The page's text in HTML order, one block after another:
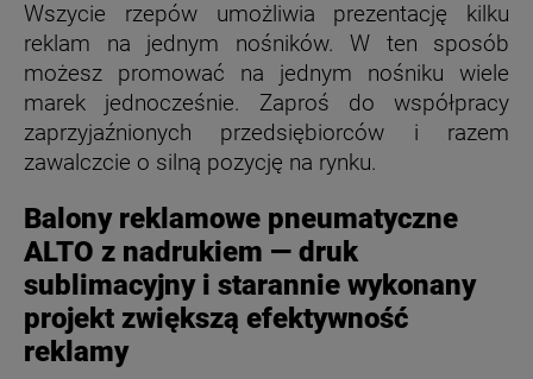
Wszycie rzepów umożliwia prezentację kilku
reklam na jednym nośników. W ten sposób
możesz promować na jednym nośniku wiele
marek jednocześnie. Zaproś do współpracy
zaprzyjaźnionych przedsiębiorców i razem
zawalczcie o silną pozycję na rynku.
Balony reklamowe pneumatyczne
ALTO z nadrukiem — druk
sublimacyjny i starannie wykonany
projekt zwiększą efektywność
reklamy